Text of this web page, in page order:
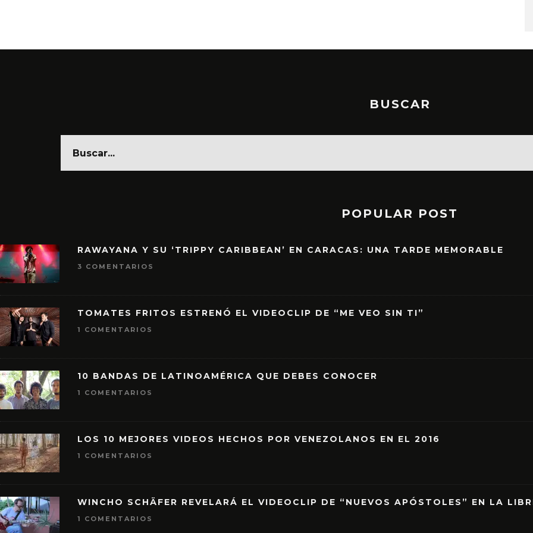
BUSCAR
POPULAR POST
RAWAYANA Y SU ‘TRIPPY CARIBBEAN’ EN CARACAS: UNA TARDE MEMORABLE
3 COMENTARIOS
TOMATES FRITOS ESTRENÓ EL VIDEOCLIP DE “ME VEO SIN TI”
1 COMENTARIOS
10 BANDAS DE LATINOAMÉRICA QUE DEBES CONOCER
1 COMENTARIOS
LOS 10 MEJORES VIDEOS HECHOS POR VENEZOLANOS EN EL 2016
1 COMENTARIOS
WINCHO SCHÄFER REVELARÁ EL VIDEOCLIP DE “NUEVOS APÓSTOLES” EN LA
1 COMENTARIOS